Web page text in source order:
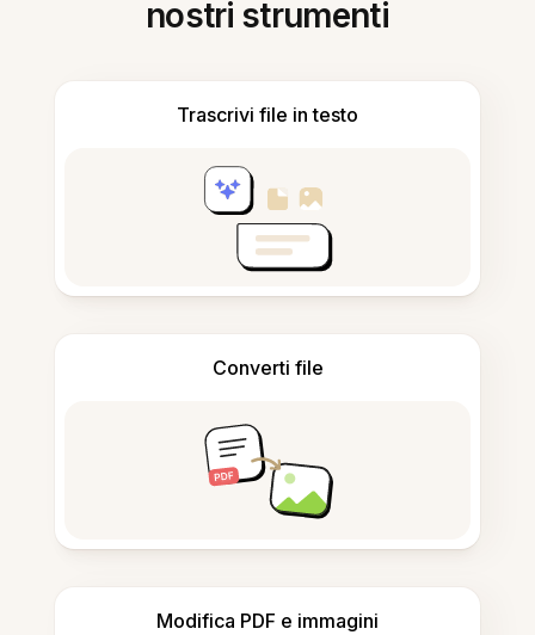
nostri strumenti
Trascrivi file in testo
Converti file
Modifica PDF e immagini